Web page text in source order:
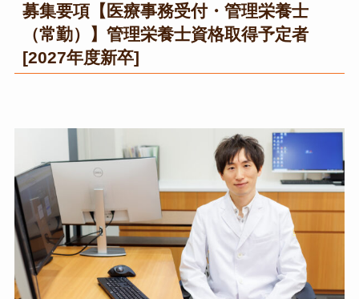
募集要項【医療事務受付・管理栄養士
（常勤）】管理栄養士資格取得予定者
[2027年度新卒]